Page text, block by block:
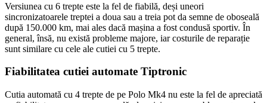
Versiunea cu 6 trepte este la fel de fiabilă, deși uneori
sincronizatoarele treptei a doua sau a treia pot da semne de oboseală
după 150.000 km, mai ales dacă mașina a fost condusă sportiv. În
general, însă, nu există probleme majore, iar costurile de reparație
sunt similare cu cele ale cutiei cu 5 trepte.
Fiabilitatea cutiei automate Tiptronic
Cutia automată cu 4 trepte de pe Polo Mk4 nu este la fel de apreciată